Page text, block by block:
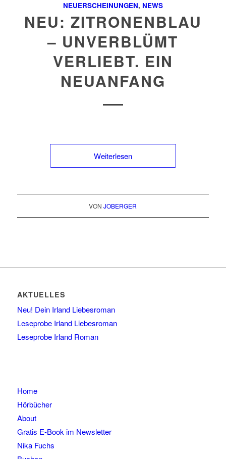
NEUERSCHEINUNGEN, NEWS
NEU: ZITRONENBLAU
– UNVERBLÜMT
VERLIEBT. EIN
NEUANFANG
Weiterlesen
VONJOBERGER
AKTUELLES
Neu! Dein Irland Liebesroman
Leseprobe Irland Liebesroman
Leseprobe Irland Roman
Home
Hörbücher
About
Gratis E-Book im Newsletter
Nika Fuchs